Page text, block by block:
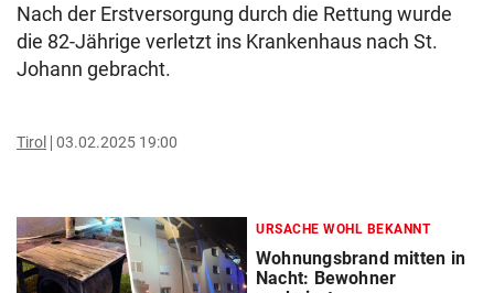
Nach der Erstversorgung durch die Rettung wurde
die 82-Jährige verletzt ins Krankenhaus nach St.
Johann gebracht.
Tirol 03.02.2025 19:00
URSACHE WOHL BEKANNT
Wohnungsbrand mitten in
Nacht: Bewohner